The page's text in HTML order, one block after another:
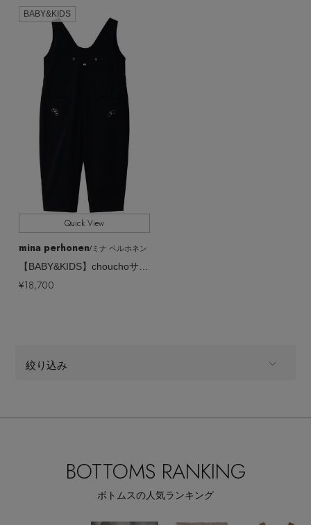
ルームウェア・パジャマ
クラッチバッグ
ボストンバッグ
スーツケース
ベルト
レッグウェア
チャーム・ストラップ
その他(傘・ハンカチ・時計など)
コサージュ・ブローチ
アンクレット
チャーム
バッグ・小物
水着・スイムウェア
特集一覧
NEW IN BRAND
BRAND NEWS
HOT STYLE
EDITOR'S CLOSET
メルマガ PICKUP
エディター厳選ギフト
BABY&KIDS
Quick View
mina perhonen/ミナ ペルホネン
¥18,700
絞り込み
ベビー・キッズ,ベビー(0～2歳),ボトムス
BOTTOMS RANKING
ボトムスの人気ランキング